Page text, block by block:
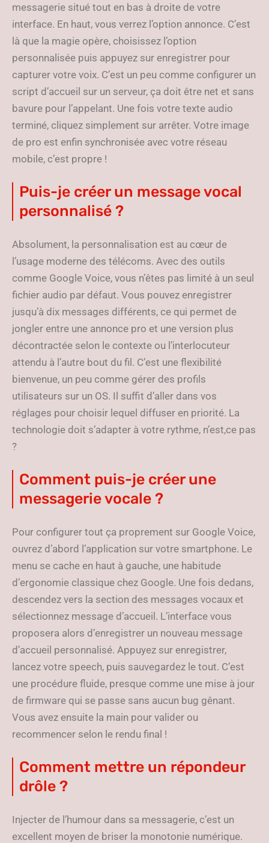
messagerie situé tout en bas à droite de votre
interface. En haut, vous verrez l’option annonce. C’est
là que la magie opère, choisissez l’option
personnalisée puis appuyez sur enregistrer pour
capturer votre voix. C’est un peu comme configurer un
script d’accueil sur un serveur, ça doit être net et sans
bavure pour l’appelant. Une fois votre texte audio
terminé, cliquez simplement sur arrêter. Votre image
de pro est enfin synchronisée avec votre réseau
mobile, c’est propre !
Puis-je créer un message vocal
personnalisé ?
Absolument, la personnalisation est au cœur de
l’usage moderne des télécoms. Avec des outils
comme Google Voice, vous n’êtes pas limité à un seul
fichier audio par défaut. Vous pouvez enregistrer
jusqu’à dix messages différents, ce qui permet de
jongler entre une annonce pro et une version plus
décontractée selon le contexte ou l’interlocuteur
attendu à l’autre bout du fil. C’est une flexibilité
bienvenue, un peu comme gérer des profils
utilisateurs sur un OS. Il suffit d’aller dans vos
réglages pour choisir lequel diffuser en priorité. La
technologie doit s’adapter à votre rythme, n’est,ce pas
?
Comment puis-je créer une
messagerie vocale ?
Pour configurer tout ça proprement sur Google Voice,
ouvrez d’abord l’application sur votre smartphone. Le
menu se cache en haut à gauche, une habitude
d’ergonomie classique chez Google. Une fois dedans,
descendez vers la section des messages vocaux et
sélectionnez message d’accueil. L’interface vous
proposera alors d’enregistrer un nouveau message
d’accueil personnalisé. Appuyez sur enregistrer,
lancez votre speech, puis sauvegardez le tout. C’est
une procédure fluide, presque comme une mise à jour
de firmware qui se passe sans aucun bug gênant.
Vous avez ensuite la main pour valider ou
recommencer selon le rendu final !
Comment mettre un répondeur
drôle ?
Injecter de l’humour dans sa messagerie, c’est un
excellent moyen de briser la monotonie numérique.